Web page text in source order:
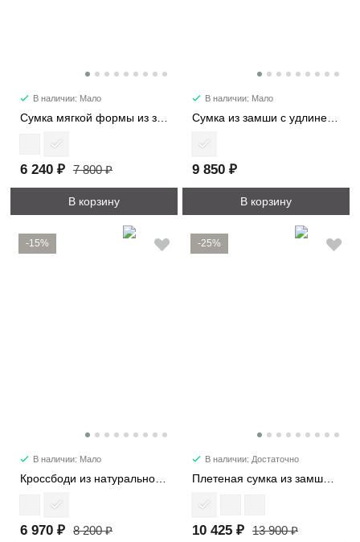
В наличии: Мало
6 240 ₽ 7 800 ₽
В корзину
В наличии: Мало
9 850 ₽
В корзину
-15%
В наличии: Мало
Кроссбоди из натуральной замши 3596
6 970 ₽ 8 200 ₽
-25%
В наличии: Достаточно
Плетеная сумка из замши 1376
10 425 ₽ 13 900 ₽